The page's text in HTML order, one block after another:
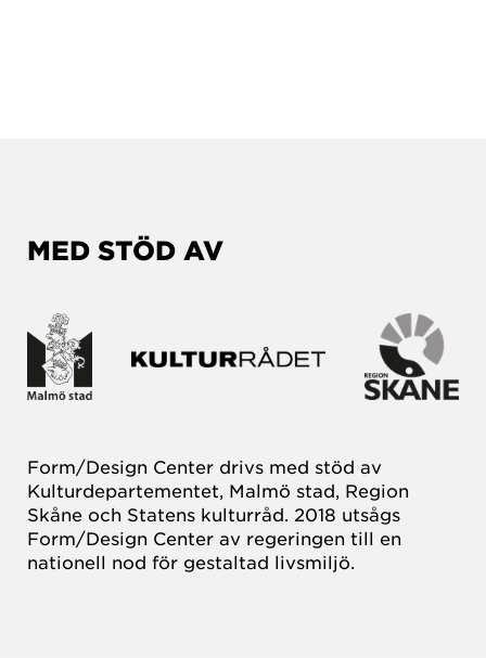
MED STÖD AV
Form/Design Center drivs med stöd av
Kulturdepartementet, Malmö stad, Region
Skåne och Statens kulturråd. 2018 utsågs
Form/Design Center av regeringen till en
nationell nod för gestaltad livsmiljö.